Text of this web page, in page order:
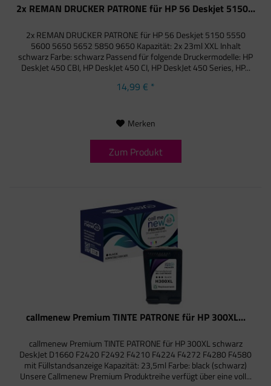
2x REMAN DRUCKER PATRONE für HP 56 Deskjet 5150...
2x REMAN DRUCKER PATRONE für HP 56 Deskjet 5150 5550
5600 5650 5652 5850 9650 Kapazität: 2x 23ml XXL Inhalt
schwarz Farbe: schwarz Passend für folgende Druckermodelle: HP
DeskJet 450 CBI, HP DeskJet 450 CI, HP DeskJet 450 Series, HP...
14,99 € *
Merken
Zum Produkt
callmenew Premium TINTE PATRONE für HP 300XL...
callmenew Premium TINTE PATRONE für HP 300XL schwarz
DeskJet D1660 F2420 F2492 F4210 F4224 F4272 F4280 F4580
mit Füllstandsanzeige Kapazität: 23,5ml Farbe: black (schwarz)
Unsere Callmenew Premium Produktreihe verfügt über eine voll...